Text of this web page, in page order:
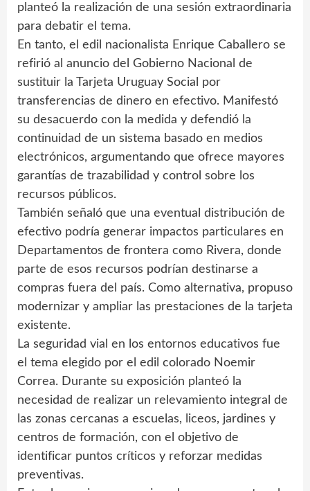
planteó la realización de una sesión extraordinaria
para debatir el tema.
En tanto, el edil nacionalista Enrique Caballero se
refirió al anuncio del Gobierno Nacional de
sustituir la Tarjeta Uruguay Social por
transferencias de dinero en efectivo. Manifestó
su desacuerdo con la medida y defendió la
continuidad de un sistema basado en medios
electrónicos, argumentando que ofrece mayores
garantías de trazabilidad y control sobre los
recursos públicos.
También señaló que una eventual distribución de
efectivo podría generar impactos particulares en
Departamentos de frontera como Rivera, donde
parte de esos recursos podrían destinarse a
compras fuera del país. Como alternativa, propuso
modernizar y ampliar las prestaciones de la tarjeta
existente.
La seguridad vial en los entornos educativos fue
el tema elegido por el edil colorado Noemir
Correa. Durante su exposición planteó la
necesidad de realizar un relevamiento integral de
las zonas cercanas a escuelas, liceos, jardines y
centros de formación, con el objetivo de
identificar puntos críticos y reforzar medidas
preventivas.